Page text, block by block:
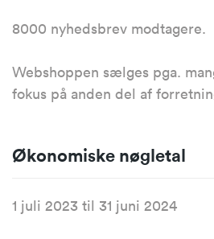
8000 nyhedsbrev modtagere.
Webshoppen sælges pga.
fokus på anden del af
Økonomiske nøgletal
1 juli 2023 til 31 juni 2024